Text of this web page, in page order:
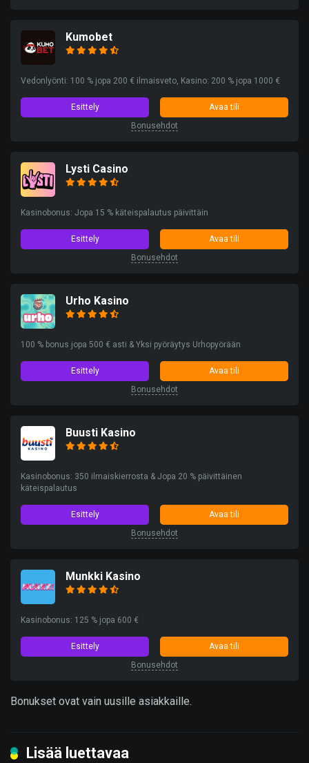
Kumobet
Vedonlyönti: 100 % jopa 200 € ilmaisveto, Kasino: 200 % jopa 1000 €
Esittely
Avaa tili
Bonusehdot
Lysti Casino
Kasinobonus: Jopa 15 % käteispalautus päivittäin
Esittely
Avaa tili
Bonusehdot
Urho Kasino
100 % bonus jopa 500 € asti & Yksi pyöräytys Urhopyörään
Esittely
Avaa tili
Bonusehdot
Buusti Kasino
Kasinobonus: 350 ilmaiskierrosta & Jopa 20 % päivittäinen
käteispalautus
Esittely
Avaa tili
Bonusehdot
Munkki Kasino
Kasinobonus: 125 % jopa 600 €
Esittely
Avaa tili
Bonusehdot
Bonukset ovat vain uusille asiakkaille.
Lisää luettavaa